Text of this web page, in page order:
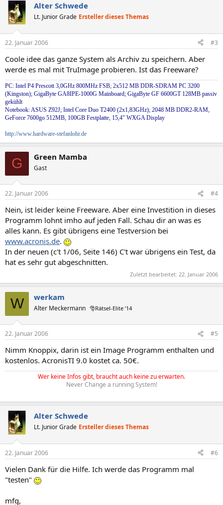
Alter Schwede
Lt. Junior Grade Ersteller dieses Themas
22. Januar 2006 #3
Coole idee das ganze System als Archiv zu speichern. Aber
werde es mal mit TruImage probieren. Ist das Freeware?
PC: Intel P4 Prescott 3,0GHz 800MHz FSB; 2x512 MB DDR-SDRAM PC 3200
(Kingston); GigaByte GA8IPE-1000G Mainboard; GigaByte GF 6600GT 128MB passiv
gekühlt
Notebook: ASUS Z92J; Intel Core Duo T2400 (2x1,83GHz); 2048 MB DDR2-RAM,
GeForce 7600go 512MB, 100GB Festplatte, 15,4" WXGA Display
http://www.hardware-stefanlohr.de
G Green Mamba
Gast
22. Januar 2006 #4
Nein, ist leider keine Freeware. Aber eine Investition in dieses
Programm lohnt imho auf jeden Fall. Schau dir an was es
alles kann. Es gibt übrigens eine Testversion bei
www.acronis.de.
In der neuen (c't 1/06, Seite 146) C't war übrigens ein Test, da
hat es sehr gut abgeschnitten.
Zuletzt bearbeitet: 22. Januar 2006
W werkam
Alter Meckermann 🎅Rätsel-Elite ’14
22. Januar 2006 #5
Nimm Knoppix, darin ist ein Image Programm enthalten und
kostenlos. AcronisTI 9.0 kostet ca. 50€.
Wer keine Infos gibt, braucht auch keine zu erwarten.
Never Change a running System!
Alter Schwede
Lt. Junior Grade Ersteller dieses Themas
22. Januar 2006 #6
Vielen Dank für die Hilfe. Ich werde das Programm mal
"testen"
mfg,